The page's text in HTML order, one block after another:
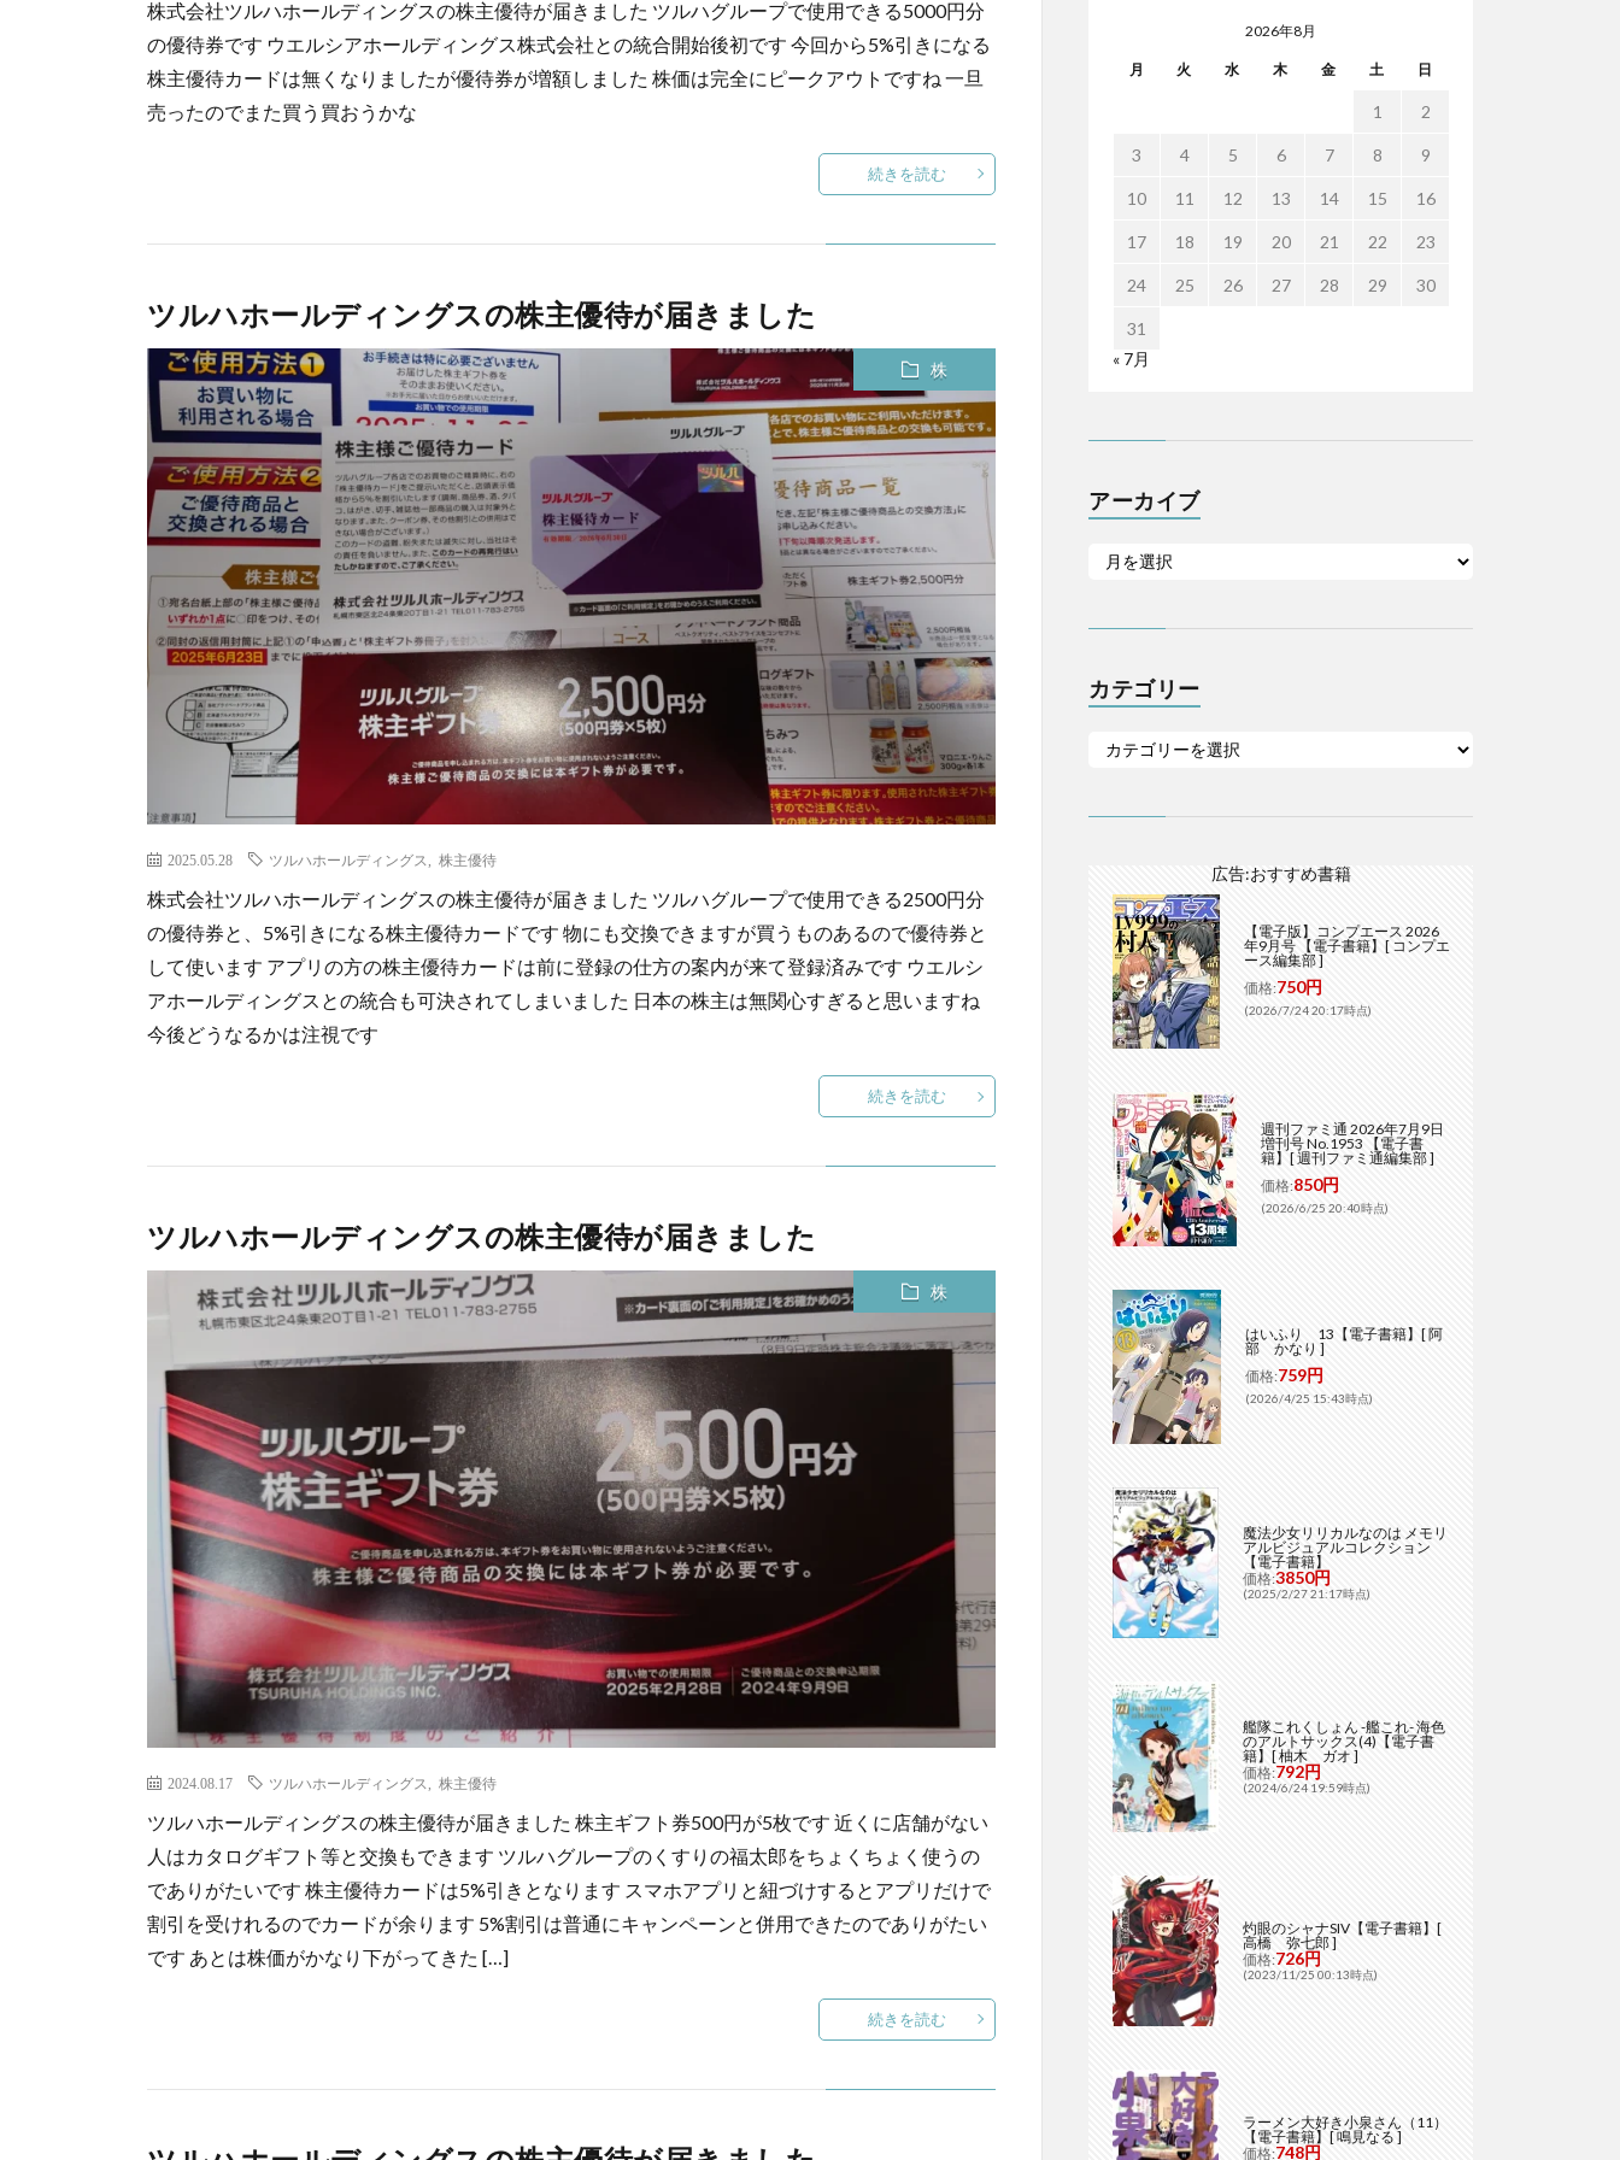
株式会社ツルハホールディングスの株主優待が届きました ツルハグループで使用できる5000円分
の優待券です ウエルシアホールディングス株式会社との統合開始後初です 今回から5%引きになる
株主優待カードは無くなりましたが優待券が増額しました 株価は完全にピークアウトですね 一旦
売ったのでまた買う買おうかな
続きを読む
ツルハホールディングスの株主優待が届きました
株
2025.05.28 ツルハホールディングス 株主優待
株式会社ツルハホールディングスの株主優待が届きました ツルハグループで使用できる2500円分
の優待券と、5%引きになる株主優待カードです 物にも交換できますが買うものあるので優待券と
して使います アプリの方の株主優待カードは前に登録の仕方の案内が来て登録済みです ウエルシ
アホールディングスとの統合も可決されてしまいました 日本の株主は無関心すぎると思いますね
今後どうなるかは注視です
続きを読む
ツルハホールディングスの株主優待が届きました
株
2024.08.17 ツルハホールディングス 株主優待
ツルハホールディングスの株主優待が届きました 株主ギフト券500円が5枚です 近くに店舗がない
人はカタログギフト等と交換もできます ツルハグループのくすりの福太郎をちょくちょく使うの
でありがたいです 株主優待カードは5%引きとなります スマホアプリと紐づけするとアプリだけで
割引を受けれるのでカードが余ります 5%割引は普通にキャンペーンと併用できたのでありがたい
です あとは株価がかなり下がってきた […]
続きを読む
2026年8月
月 火 水 木 金 土 日
1 2
3 4 5 6 7 8 9
10 11 12 13 14 15 16
17 18 19 20 21 22 23
24 25 26 27 28 29 30
31
« 7月
アーカイブ
カテゴリー
広告:おすすめ書籍
【電子版】コンプエース 2026
年9月号 【電子書籍】[ コンプエ
ース編集部 ]
価格:750円
(2026/7/24 20:17時点)
週刊ファミ通 2026年7月9日
増刊号 No.1953 【電子書
籍】[ 週刊ファミ通編集部 ]
価格:850円
(2026/6/25 20:40時点)
はいふり 13【電子書籍】[ 阿
部 かなり ]
価格:759円
(2026/4/25 15:43時点)
魔法少女リリカルなのは メモリ
アルビジュアルコレクション
【電子書籍】
価格:3850円
(2025/2/27 21:17時点)
艦隊これくしょん -艦これ- 海色
のアルトサックス(4)【電子書
籍】[ 柚木 ガオ ]
価格:792円
(2024/6/24 19:59時点)
灼眼のシャナSIV【電子書籍】[
高橋 弥七郎 ]
価格:726円
(2023/11/25 00:13時点)
ラーメン大好き小泉さん（11）
【電子書籍】[ 鳴見なる ]
価格:748円